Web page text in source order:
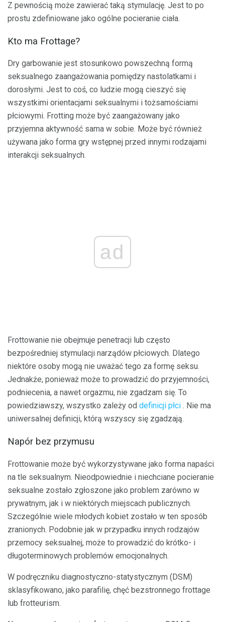
Z pewnością może zawierać taką stymulację. Jest to po
prostu zdefiniowane jako ogólne pocieranie ciała.
Kto ma Frottage?
Dry garbowanie jest stosunkowo powszechną formą
seksualnego zaangażowania pomiędzy nastolatkami i
dorosłymi. Jest to coś, co ludzie mogą cieszyć się
wszystkimi orientacjami seksualnymi i tożsamościami
płciowymi. Frotting może być zaangażowany jako
przyjemna aktywność sama w sobie. Może być również
używana jako forma gry wstępnej przed innymi rodzajami
interakcji seksualnych.
ad
Frottowanie nie obejmuje penetracji lub często
bezpośredniej stymulacji narządów płciowych. Dlatego
niektóre osoby mogą nie uważać tego za formę seksu.
Jednakże, ponieważ może to prowadzić do przyjemności,
podniecenia, a nawet orgazmu, nie zgadzam się. To
powiedziawszy, wszystko zależy od definicji płci . Nie ma
uniwersalnej definicji, którą wszyscy się zgadzają.
Napór bez przymusu
Frottowanie może być wykorzystywane jako forma napaści
na tle seksualnym. Nieodpowiednie i niechciane pocieranie
seksualne zostało zgłoszone jako problem zarówno w
prywatnym, jak i w niektórych miejscach publicznych.
Szczególnie wiele młodych kobiet zostało w ten sposób
zranionych. Podobnie jak w przypadku innych rodzajów
przemocy seksualnej, może to prowadzić do krótko- i
długoterminowych problemów emocjonalnych.
W podręczniku diagnostyczno-statystycznym (DSM)
sklasyfikowano, jako parafilię, chęć bezstronnego frottage
lub frotteurism.